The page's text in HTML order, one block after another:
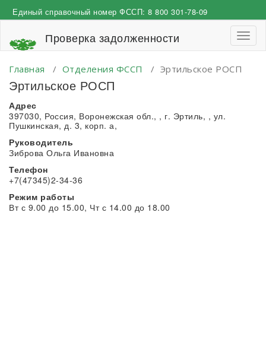
к
Единый справочный номер ФССП: 8 800 301-78-09
Проверка задолженности
Главная / Отделения ФССП / Эртильское РОСП
Эртильское РОСП
Адрес
397030, Россия, Воронежская обл., , г. Эртиль, , ул.
Пушкинская, д. 3, корп. а,
Руководитель
Зиброва Ольга Ивановна
Телефон
+7(47345)2-34-36
Режим работы
Вт с 9.00 до 15.00, Чт с 14.00 до 18.00